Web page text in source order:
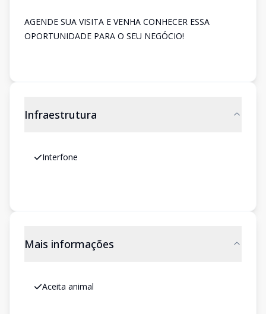
AGENDE SUA VISITA E VENHA CONHECER ESSA
OPORTUNIDADE PARA O SEU NEGÓCIO!
Infraestrutura
Interfone
Mais informações
Aceita animal